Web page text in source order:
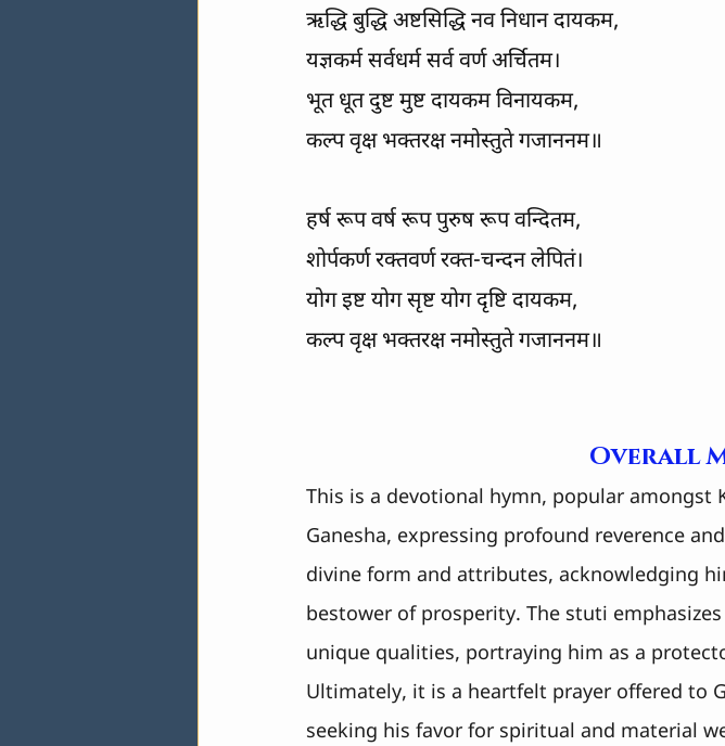
ऋद्धि बुद्धि अष्टसिद्धि नव निधान दायकम,
यज्ञकर्म सर्वधर्म सर्व वर्ण अर्चितम।
भूत धूत दुष्ट मुष्ट दायकम विनायकम,
कल्प वृक्ष भक्तरक्ष नमोस्तुते गजाननम॥
हर्ष रूप वर्ष रूप पुरुष रूप वन्दितम,
शोर्पकर्ण रक्तवर्ण रक्त-चन्दन लेपितं।
योग इष्ट योग सृष्ट योग दृष्टि दायकम,
कल्प वृक्ष भक्तरक्ष नमोस्तुते गजाननम॥
Overall
This is a devotional hymn, popular amongst
Ganesha, expressing profound reverence
divine form and attributes, acknowledging
bestower of prosperity. The stuti
unique qualities, portraying him as a
Ultimately, it is a heartfelt prayer offered to
seeking his favor for spiritual and material